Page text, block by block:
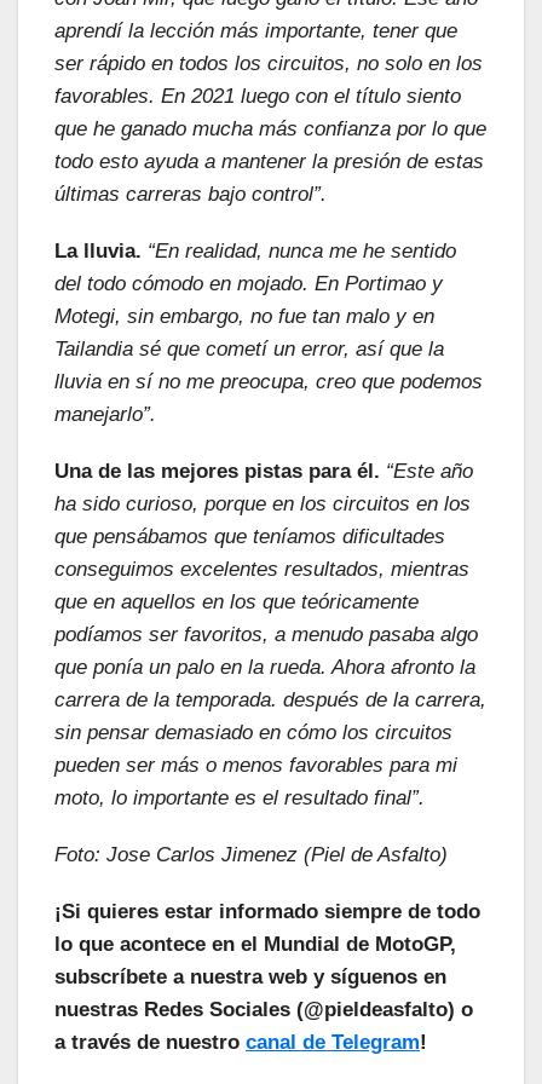
aprendí la lección más importante, tener que
ser rápido en todos los circuitos, no solo en los
favorables. En 2021 luego con el título siento
que he ganado mucha más confianza por lo que
todo esto ayuda a mantener la presión de estas
últimas carreras bajo control”.
La lluvia. “En realidad, nunca me he sentido
del todo cómodo en mojado. En Portimao y
Motegi, sin embargo, no fue tan malo y en
Tailandia sé que cometí un error, así que la
lluvia en sí no me preocupa, creo que podemos
manejarlo”.
Una de las mejores pistas para él. “Este año
ha sido curioso, porque en los circuitos en los
que pensábamos que teníamos dificultades
conseguimos excelentes resultados, mientras
que en aquellos en los que teóricamente
podíamos ser favoritos, a menudo pasaba algo
que ponía un palo en la rueda. Ahora afronto la
carrera de la temporada. después de la carrera,
sin pensar demasiado en cómo los circuitos
pueden ser más o menos favorables para mi
moto, lo importante es el resultado final”.
Foto: Jose Carlos Jimenez (Piel de Asfalto)
¡Si quieres estar informado siempre de todo
lo que acontece en el Mundial de MotoGP,
subscríbete a nuestra web y síguenos en
nuestras Redes Sociales (@pieldeasfalto) o
a través de nuestro canal de Telegram!